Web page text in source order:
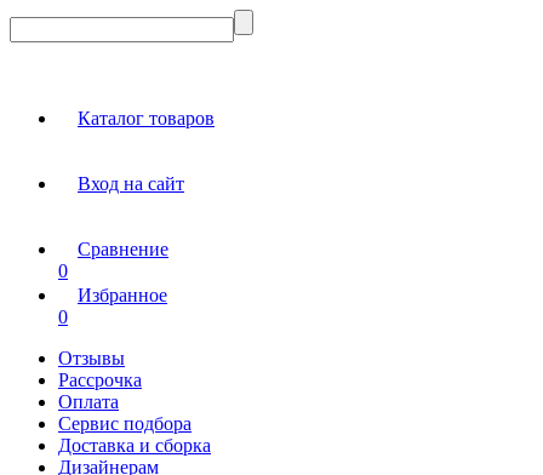
Каталог товаров
Вход на сайт
Сравнение
0
Избранное
0
Отзывы
Рассрочка
Оплата
Сервис подбора
Доставка и сборка
Дизайнерам